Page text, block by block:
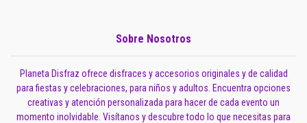
Sobre Nosotros
Planeta Disfraz ofrece disfraces y accesorios originales y de calidad
para fiestas y celebraciones, para niños y adultos. Encuentra opciones
creativas y atención personalizada para hacer de cada evento un
momento inolvidable. Visítanos y descubre todo lo que necesitas para